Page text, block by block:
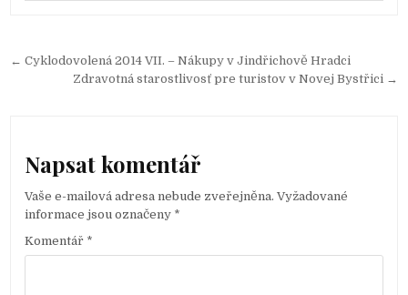
g
← Cyklodovolená 2014 VII. – Nákupy v Jindřichově Hradci
Zdravotná starostlivosť pre turistov v Novej Bystřici →
Napsat komentář
Vaše e-mailová adresa nebude zveřejněna. Vyžadované
informace jsou označeny *
Komentář *